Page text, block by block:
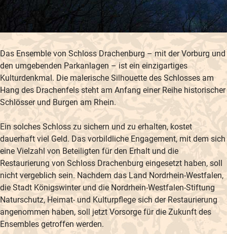
Das Ensemble von Schloss Drachenburg – mit der Vorburg und
den umgebenden Parkanlagen – ist ein einzigartiges
Kulturdenkmal. Die malerische Silhouette des Schlosses am
Hang des Drachenfels steht am Anfang einer Reihe historischer
Schlösser und Burgen am Rhein.
Ein solches Schloss zu sichern und zu erhalten, kostet
dauerhaft viel Geld. Das vorbildliche Engagement, mit dem sich
eine Vielzahl von Beteiligten für den Erhalt und die
Restaurierung von Schloss Drachenburg eingesetzt haben, soll
nicht vergeblich sein. Nachdem das Land Nordrhein-Westfalen,
die Stadt Königswinter und die Nordrhein-Westfalen-Stiftung
Naturschutz, Heimat- und Kulturpflege sich der Restaurierung
angenommen haben, soll jetzt Vorsorge für die Zukunft des
Ensembles getroffen werden.